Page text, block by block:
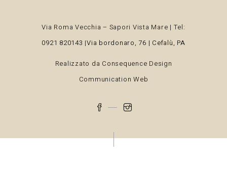
Via Roma Vecchia – Sapori Vista Mare | Tel:
0921 820143 |Via bordonaro, 76 | Cefalù, PA
Realizzato da Consequence Design
Communication Web